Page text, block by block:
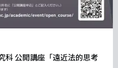
科 公開講座「遠近法的思考